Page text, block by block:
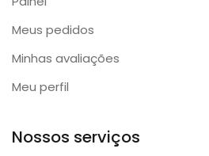
Meus pedidos
Minhas avaliações
Meu perfil
Nossos serviços